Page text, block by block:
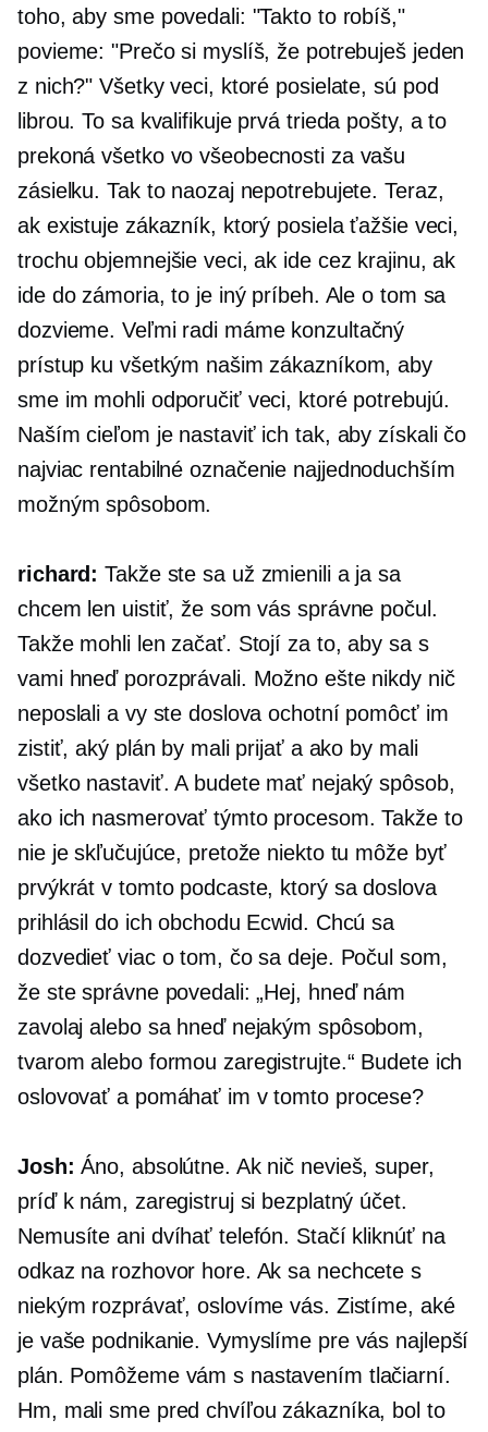
toho, aby sme povedali: "Takto to robíš,"
povieme: "Prečo si myslíš, že potrebuješ jeden
z nich?" Všetky veci, ktoré posielate, sú pod
librou. To sa kvalifikuje prvá trieda pošty, a to
prekoná všetko vo všeobecnosti za vašu
zásielku. Tak to naozaj nepotrebujete. Teraz,
ak existuje zákazník, ktorý posiela ťažšie veci,
trochu objemnejšie veci, ak ide cez krajinu, ak
ide do zámoria, to je iný príbeh. Ale o tom sa
dozvieme. Veľmi radi máme konzultačný
prístup ku všetkým našim zákazníkom, aby
sme im mohli odporučiť veci, ktoré potrebujú.
Naším cieľom je nastaviť ich tak, aby získali čo
najviac rentabilné označenie najjednoduchším
možným spôsobom.
richard: Takže ste sa už zmienili a ja sa
chcem len uistiť, že som vás správne počul.
Takže mohli len začať. Stojí za to, aby sa s
vami hneď porozprávali. Možno ešte nikdy nič
neposlali a vy ste doslova ochotní pomôcť im
zistiť, aký plán by mali prijať a ako by mali
všetko nastaviť. A budete mať nejaký spôsob,
ako ich nasmerovať týmto procesom. Takže to
nie je skľučujúce, pretože niekto tu môže byť
prvýkrát v tomto podcaste, ktorý sa doslova
prihlásil do ich obchodu Ecwid. Chcú sa
dozvedieť viac o tom, čo sa deje. Počul som,
že ste správne povedali: „Hej, hneď nám
zavolaj alebo sa hneď nejakým spôsobom,
tvarom alebo formou zaregistrujte.“ Budete ich
oslovovať a pomáhať im v tomto procese?
Josh: Áno, absolútne. Ak nič nevieš, super,
príď k nám, zaregistruj si bezplatný účet.
Nemusíte ani dvíhať telefón. Stačí kliknúť na
odkaz na rozhovor hore. Ak sa nechcete s
niekým rozprávať, oslovíme vás. Zistíme, aké
je vaše podnikanie. Vymyslíme pre vás najlepší
plán. Pomôžeme vám s nastavením tlačiarní.
Hm, mali sme pred chvíľou zákazníka, bol to